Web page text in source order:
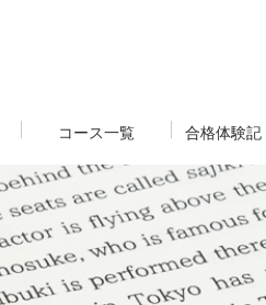
コース一覧 合格体験記